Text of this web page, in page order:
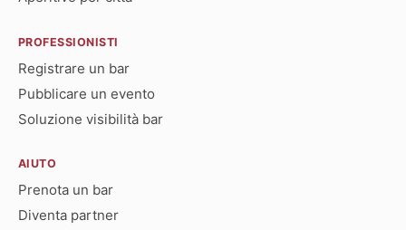
PROFESSIONISTI
Registrare un bar
Pubblicare un evento
Soluzione visibilità bar
AIUTO
Prenota un bar
Diventa partner